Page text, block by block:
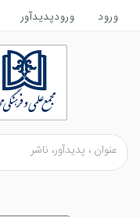
ورود ورودپدیدآور